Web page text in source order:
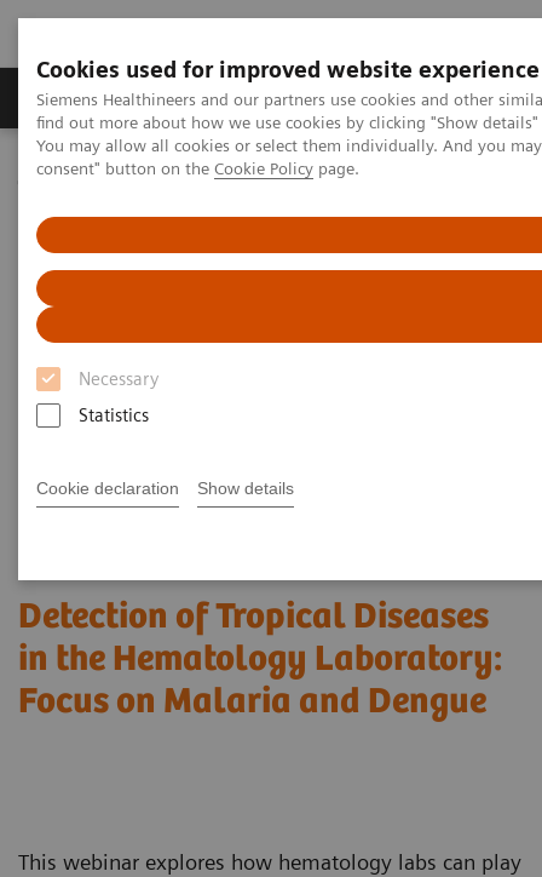
Cookies used for improved website experience
Siemens Healthineers and our partners use cookies and other
find out more about how we use cookies by clicking "Show
You may allow all cookies or select them individually. And you
consent" button on the Cookie Policy page.
Necessary
Statistics
Cookie declaration Show details
Продукція та сервіси Клінічні галузі
Домашня Лабораторна діагностика
Hematology
Detection of Tropical Diseases in the Hematology Laboratory: Focus
on Malaria and Dengue
Detection of Tropical Diseases
in the Hematology Laboratory:
Focus on Malaria and Dengue
This webinar explores how hematology labs can play